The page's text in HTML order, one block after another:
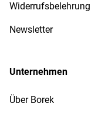
Widerrufsbelehrung
Newsletter
Unternehmen
Über Borek